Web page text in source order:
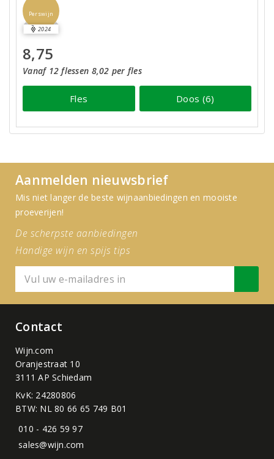
Perswijn
2024
8,75
Vanaf 12 flessen 8,02 per fles
Fles Doos (6)
Aanmelden nieuwsbrief
Mis niet langer de beste wijnaanbiedingen en mooiste
proeverijen!
De scherpste aanbiedingen
Handige wijn en spijs tips
Contact
Wijn.com
Oranjestraat 10
3111 AP Schiedam
KvK: 24280806
BTW: NL 80 66 65 749 B01
010 - 426 59 97
sales@wijn.com